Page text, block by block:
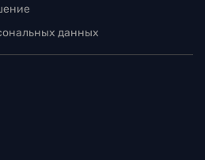
данных